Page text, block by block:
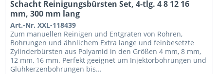
Schacht Reinigungsbürsten Set, 4-tlg. 4 8 12 16
mm, 300 mm lang
Art.-Nr. XXL-118439
Zum manuellen Reinigen und Entgraten von Rohren,
Bohrungen und ähnlichem Extra lange und feinbesetzte
Zylinderbürsten aus Polyamid in den Größen 4 mm, 8 mm,
12 mm, 16 mm. Perfekt geeignet um Injektorbohrungen und
Glühkerzenbohrungen bis...